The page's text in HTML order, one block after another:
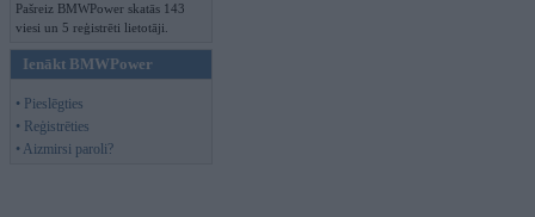
Pašreiz BMWPower skatās 143
viesi un 5 reģistrēti lietotāji.
Ienākt BMWPower
• Pieslēgties
• Reģistrēties
• Aizmirsi paroli?